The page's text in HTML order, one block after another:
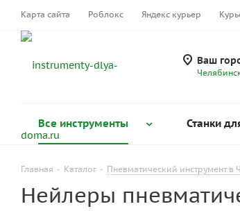
Карта сайта Роблокс Яндекс курьер
Ваш
Все инструменты Станки
Главная - Каталог - Пневматический инструмент в
Нейлеры